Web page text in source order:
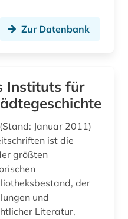
byzantinisches ägypten (1)
Zur Datenbank
Instituts für
Januar 2011)
ist die
größten
der
und
Literatur,